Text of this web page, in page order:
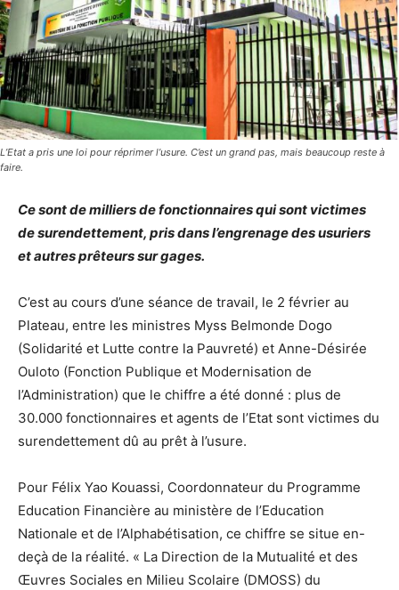
L’Etat a pris une loi pour réprimer l’usure. C’est un grand pas, mais beaucoup reste à
faire.
Ce sont de milliers de fonctionnaires qui sont victimes
de surendettement, pris dans l’engrenage des usuriers
et autres prêteurs sur gages.
C’est au cours d’une séance de travail, le 2 février au
Plateau, entre les ministres Myss Belmonde Dogo
(Solidarité et Lutte contre la Pauvreté) et Anne-Désirée
Ouloto (Fonction Publique et Modernisation de
l’Administration) que le chiffre a été donné : plus de
30.000 fonctionnaires et agents de l’Etat sont victimes du
surendettement dû au prêt à l’usure.
Pour Félix Yao Kouassi, Coordonnateur du Programme
Education Financière au ministère de l’Education
Nationale et de l’Alphabétisation, ce chiffre se situe en-
deçà de la réalité. « La Direction de la Mutualité et des
Œuvres Sociales en Milieu Scolaire (DMOSS) du